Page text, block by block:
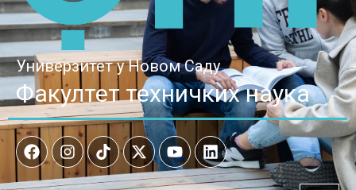
Универзитет у Новом Саду
Факултет техничких наука